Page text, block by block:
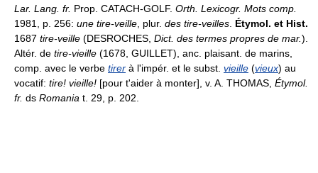
Lar. Lang. fr. Prop. CATACH-GOLF. Orth. Lexicogr. Mots comp.
1981, p. 256: une tire-veille , plur. des tire-veilles Étymol. et Hist.
1687 tire-veille (DESROCHES, Dict. des termes propres de mar.).
Altér. de tire-vieille (1678, GUILLET), anc. plaisant. de marins,
comp. avec le verbe tirer à l'impér. et le subst. vieille (vieux) au
vocatif: tire! vieille! [pour t'aider à monter], v. A. THOMAS, Étymol.
fr. ds Romania t. 29, p. 202.